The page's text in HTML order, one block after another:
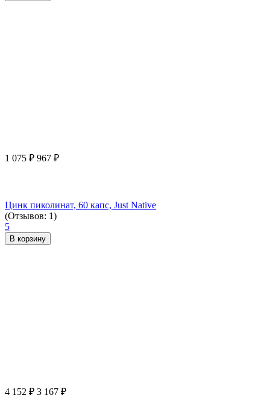
1 075 ₽ 967 ₽
Цинк пиколинат, 60 капс, Just Native
(Отзывов: 1)
5
В корзину
4 152 ₽ 3 167 ₽